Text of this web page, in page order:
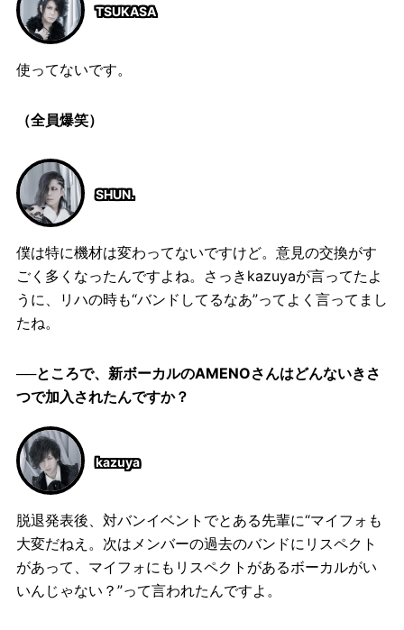
TSUKASA
使ってないです。
（全員爆笑）
SHUN.
僕は特に機材は変わってないですけど。意見の交換がす
ごく多くなったんですよね。さっきkazuyaが言ってたよ
うに、リハの時も“バンドしてるなあ”ってよく言ってまし
たね。
──ところで、新ボーカルのAMENOさんはどんないきさ
つで加入されたんですか？
kazuya
脱退発表後、対バンイベントでとある先輩に“マイフォも
大変だねえ。次はメンバーの過去のバンドにリスペクト
があって、マイフォにもリスペクトがあるボーカルがい
いんじゃない？”って言われたんですよ。